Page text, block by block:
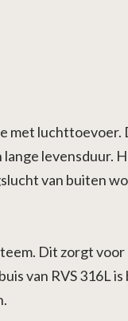
met luchttoevoer.
levensduur.
van buiten
Dit zorgt voor
van RVS 316L